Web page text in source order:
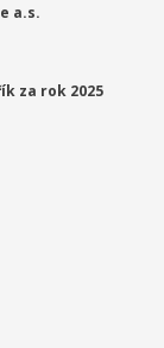
a.s.
za rok 2025